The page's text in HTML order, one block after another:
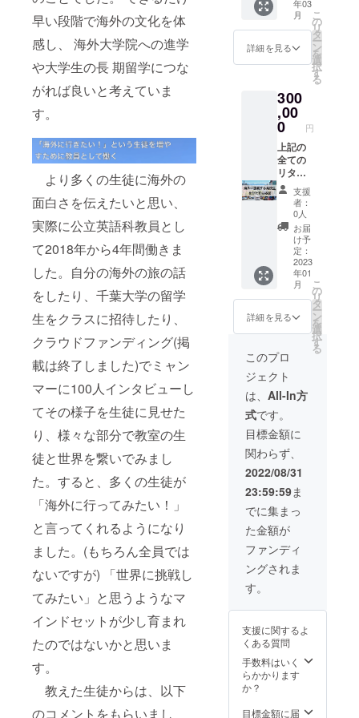
早い段階で海外の文化を体
感し、 海外大学院への進学
や大学生の長 期留学につな
がれば良いと考えていま
す。
より多くの生徒に海外の
面白さを伝えたいと思い、
実際に公立英語科教員とし
て2018年から4年間働きま
した。自分の海外の旅の話
をしたり、千葉大学の留学
生をクラスに招待したり、
クラウドファンディング(掲
載は終了しました)でミャン
マーに100人インタビューし
てその様子を生徒に見せた
り、様々な部分で教室の生
徒と世界を繋いでみまし
た。すると、多くの生徒が
「海外に行ってみたい！」
と言ってくれるようになり
ました。(もちろん全員では
ないですが) 「世界に挑戦し
てみたい」と思うようなマ
インドセットが少し育まれ
たのではないかと思いま
す。
教えた生徒からは、以下
のコメントをもらいまし
ズ 15pt)
※HPに
名前の
掲載を
考欄に
その旨
をご記
さい。
加券(ス
タン
フォー
ド留学
中の中
学の
Q&Aや
現地の
留学の
様子を
伝えま
す！ま
た、
キャン
パス、
寮、建
物をオ
ンライ
ンで生
配信し
ます。
2022年
10月、
オンラ
90~120
分程
度、20
名程度)
・今後
の教育
につい
て、留
学・
キャリ
ア相
談、海
外大学
院留
学、
エッセ
イの書
き方、
方など
ざっく
ばらん
に中村
柾と1対
う。
年03
月
詳細を見る
こ
の
リ
タ
ー
ン
を
選
択
す
る
300
,00
0 円
上記の
全ての
リター
ンを贈
呈させ
て頂き
ます。
・留学
支援者
ライン
オープ
チャッ
トグ
ループ
待。(ク
ラウド
ファン
ディン
グの状
況やプ
ロジェ
クトの
進捗を
報告し
ます) ・
HPに名
前を掲
載させ
て頂き
ます。
(掲載期
間1年
可能、
トサイ
ズ 20pt)
・留学
報告会
4月上
支援
者：
0人
お届
け予
定：
2023
年01
月
詳細を見る
こ
の
リ
タ
ー
ン
を
選
択
す
る
このプロ
ジェクト
は、 All-In方
式です。
目標金額に
関わらず、
2022/08/31
23:59:59ま
でに集まっ
た金額が
ファンディ
ングされま
す。
支援に関するよ
くある質問
手数料はいく
らかかります
か？
目標金額に届